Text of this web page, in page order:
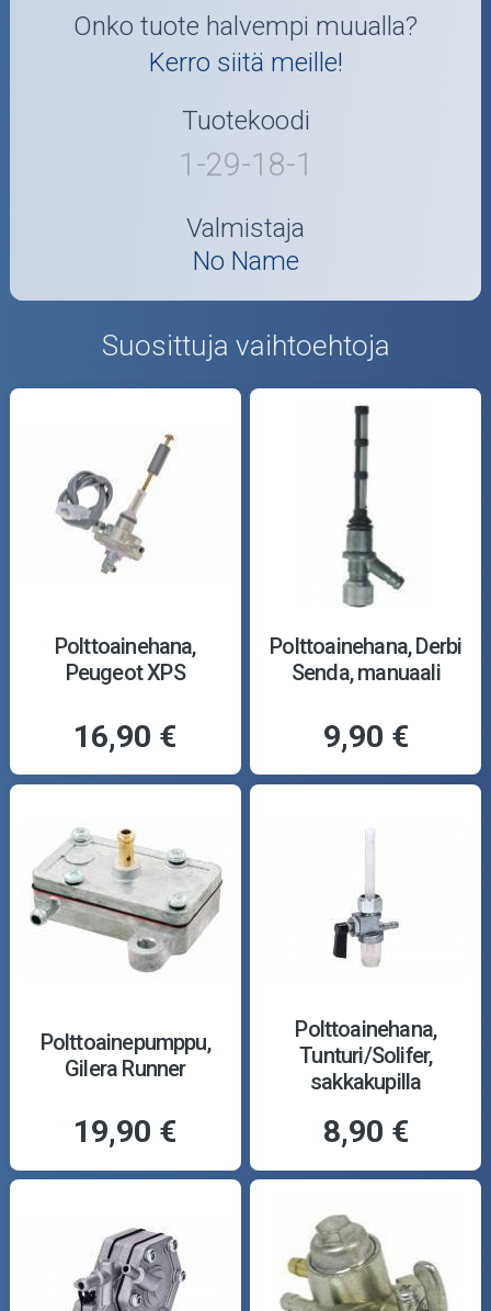
Onko tuote halvempi muualla?
Kerro siitä meille!
Tuotekoodi
1-29-18-1
Valmistaja
No Name
Suosittuja vaihtoehtoja
Polttoainehana,
Peugeot XPS
16,90 €
Polttoainehana, Derbi
Senda, manuaali
9,90 €
Polttoainepumppu,
Gilera Runner
19,90 €
Polttoainehana,
Tunturi/Solifer,
sakkakupilla
8,90 €